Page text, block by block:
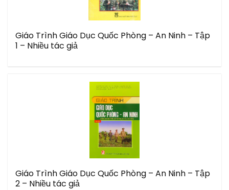
Giáo Trình Giáo Dục Quốc Phòng – An Ninh – Tập
1 – Nhiều tác giả
Giáo Trình Giáo Dục Quốc Phòng – An Ninh – Tập
2 – Nhiều tác giả